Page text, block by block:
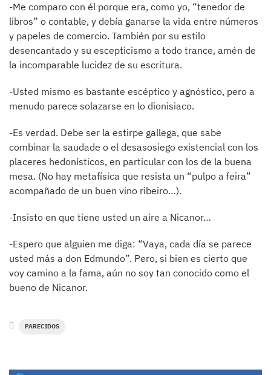
-Me comparo con él porque era, como yo, “tenedor de
libros” o contable, y debía ganarse la vida entre números
y papeles de comercio. También por su estilo
desencantado y su escepticismo a todo trance, amén de
la incomparable lucidez de su escritura.
-Usted mismo es bastante escéptico y agnóstico, pero a
menudo parece solazarse en lo dionisiaco.
-Es verdad. Debe ser la estirpe gallega, que sabe
combinar la saudade o el desasosiego existencial con los
placeres hedonísticos, en particular con los de la buena
mesa. (No hay metafísica que resista un “pulpo a feira”
acompañado de un buen vino ribeiro…).
-Insisto en que tiene usted un aire a Nicanor…
-Espero que alguien me diga: “Vaya, cada día se parece
usted más a don Edmundo”. Pero, si bien es cierto que
voy camino a la fama, aún no soy tan conocido como el
bueno de Nicanor.
PARECIDOS